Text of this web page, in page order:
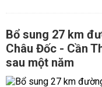
Bổ sung 27 km
Châu Đốc - Cần
sau một năm